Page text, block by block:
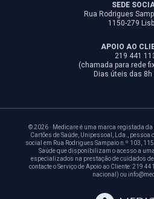
SEDE
Rua Rodrigues
1150-279
APOIO AO
219 441
(chamada para rede
Dias úteis das 8h
© 2026 · Medicare é uma marca registada da
Cartões de Saúde, Unipessoal, Lda., pessoa
social em Rua Rodrigues Sampaio n.º 103,
Saúde que disponibilizam o acesso a
especializados na prestação de cuidados
contacte o Serviço de Apoio ao Cliente: 219
nacional) ou